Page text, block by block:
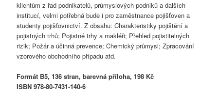
klientům z řad podnikatelů, průmyslových podniků a dalších
institucí, velmi potřebná bude i pro zaměstnance pojišťoven a
studenty pojišťovnictví. Z obsahu: Charakteristiky pojištění a
pojistných trhů; Pojistné trhy a makléři; Přehled pojistitelných
rizik; Požár a účinná prevence; Chemický průmysl; Zpracování
vzorového obchodního případu atd.
Formát B5, 136 stran, barevná příloha, 198 Kč
ISBN 978-80-7431-140-6